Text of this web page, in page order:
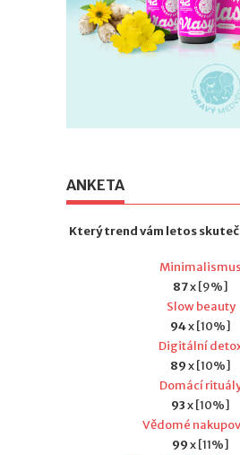
ANKETA
Který trend vám letos
Minimalismus
87x [9%]
Slow beauty
94x [10%]
Digitální
89x [10%]
Domácí
93x [10%]
Vědomé
99x [11%]